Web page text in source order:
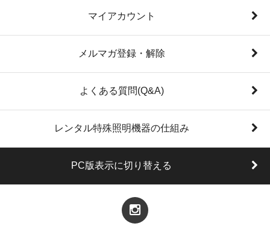
マイアカウント
メルマガ登録・解除
よくある質問(Q&A)
レンタル特殊照明機器の仕組み
PC版表示に切り替える